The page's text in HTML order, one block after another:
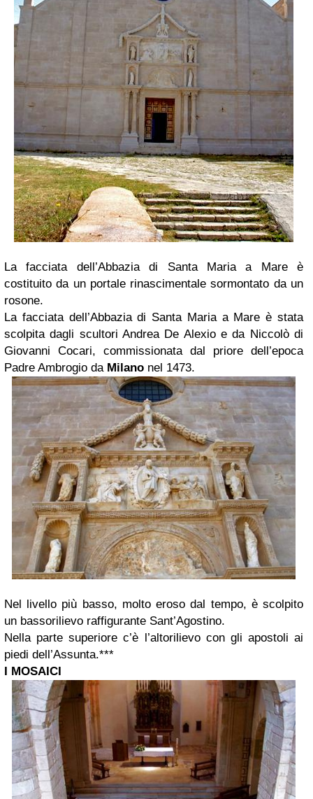
La facciata dell’Abbazia di Santa Maria a Mare è
costituito da un portale rinascimentale sormontato da un
rosone.
La facciata dell’Abbazia di Santa Maria a Mare è stata
scolpita dagli scultori Andrea De Alexio e da Niccolò di
Giovanni Cocari, commissionata dal priore dell’epoca
Padre Ambrogio da Milano nel 1473.
Nel livello più basso, molto eroso dal tempo, è scolpito
un bassorilievo raffigurante Sant’Agostino.
Nella parte superiore c’è l’altorilievo con gli apostoli ai
piedi dell’Assunta.***
I MOSAICI